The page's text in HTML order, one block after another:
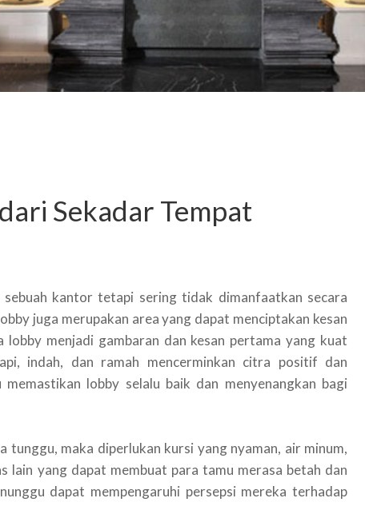
Sekadar Tempat
kantor tetapi sering tidak dimanfaatkan secara
juga merupakan area yang dapat menciptakan kesan
lobby menjadi gambaran dan kesan pertama yang kuat
indah, dan ramah mencerminkan citra positif dan
lobby selalu baik dan menyenangkan bagi
tunggu, maka diperlukan kursi yang nyaman, air minum,
lain yang dapat membuat para tamu merasa betah dan
dapat mempengaruhi persepsi mereka terhadap